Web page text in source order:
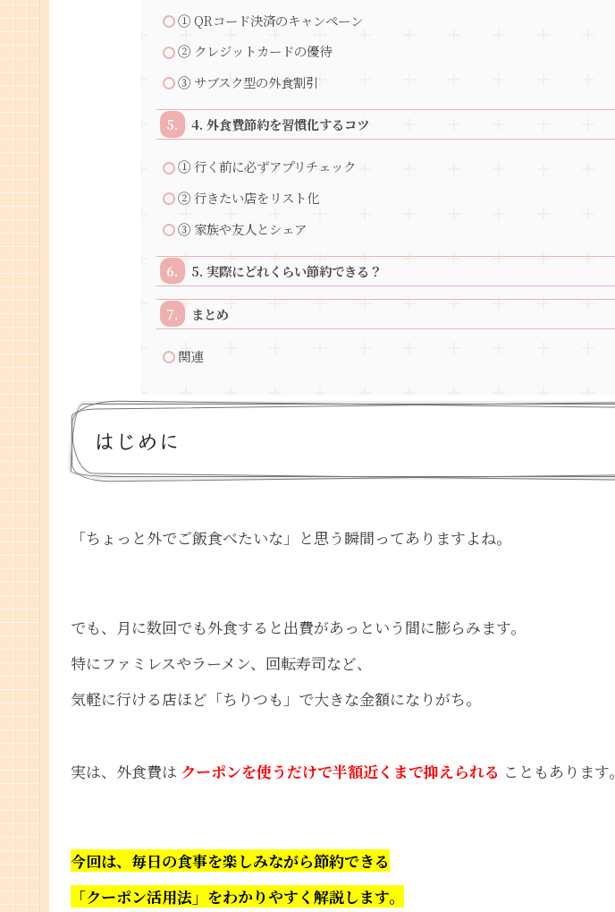
① QRコード決済のキャンペーン
② クレジットカードの優待
③ サブスク型の外食割引
4. 外食費節約を習慣化するコツ
① 行く前に必ずアプリチェック
② 行きたい店をリスト化
③ 家族や友人とシェア
5. 実際にどれくらい節約できる？
まとめ
関連
はじめに
「ちょっと外でご飯食べたいな」と思う瞬間ってありますよね。
でも、月に数回でも外食すると出費があっという間に膨らみます。
特にファミレスやラーメン、回転寿司など、
気軽に行ける店ほど「ちりつも」で大きな金額になりがち。
実は、外食費は クーポンを使うだけで半額近くまで抑えられる こともあります。
今回は、毎日の食事を楽しみながら節約できる
「クーポン活用法」をわかりやすく解説します。